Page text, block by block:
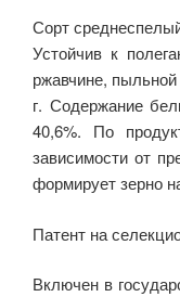
Сорт
Устойчив к
ржавчине,
г. Содержание
40,6%. По
зависимости от
формирует зерно
Патент на
Включен в